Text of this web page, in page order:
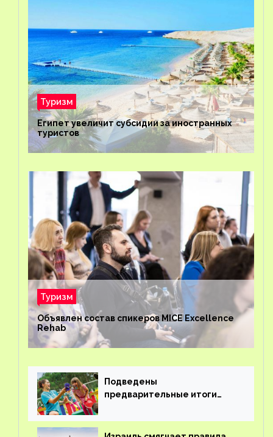
Туризм
Египет увеличит субсидии за иностранных
туристов
Туризм
Объявлен состав спикеров MICE Excellence
Rehab
Подведены
предварительные итоги